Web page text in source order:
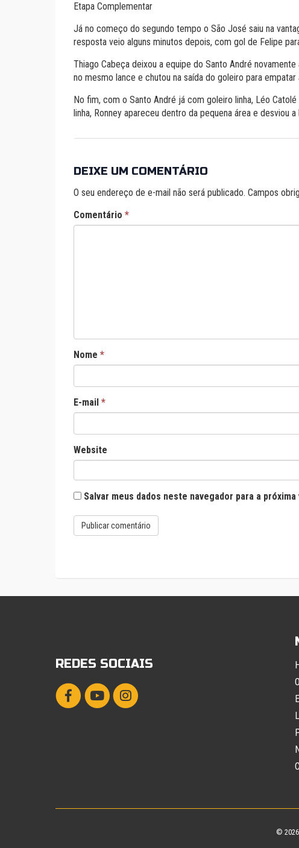
Etapa Complementar
Já no começo do segundo tempo o São José saiu na
resposta veio alguns minutos depois, com gol de Felipe
Thiago Cabeça deixou a equipe do Santo André
no mesmo lance e chutou na saída do goleiro para empatar
No fim, com o Santo André já com goleiro linha, Léo
linha, Ronney apareceu dentro da pequena área e desviou
DEIXE UM COMENTÁRIO
O seu endereço de e-mail não será publicado. Campos
Comentário *
Nome *
E-mail *
Website
Salvar meus dados neste navegador para a
REDES SOCIAIS
© 2026